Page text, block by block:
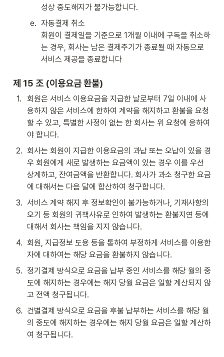
성상 중도해지가 불가능합니다.
e. 자동결제 취소
회원이 결제일을 기준으로 1개월 이내에 구독을 취소하
는 경우, 회사는 남은 결제주기가 종료될 때 자동으로
서비스 제공을 종료합니다
제 15 조 (이용요금 환불)
1.
회원은 서비스 이용요금을 지급한 날로부터 7일 이내에 사
용하지 않은 서비스에 한하여 계약을 해지하고 환불을 요청
할 수 있고, 특별한 사정이 없는 한 회사는 위 요청에 응하여
야 합니다.
2. 회사는 회원이 지급한 이용요금의 과납 또는 오납이 있을 경
우 회원에게 새로 발생하는 요금액이 있는 경우 이를 우선
상계하고, 잔여금액을 반환합니다. 회사가 과소 청구한 요금
에 대해서는 다음 달에 합산하여 청구합니다.
3. 서비스 계약 해지 후 정보확인이 불가능하거나, 기재사항의
오기 등 회원의 귀책사유로 인하여 발생하는 환불지연 등에
대해서 회사는 책임을 지지 않습니다.
4. 회원, 지급정보 도용 등을 통하여 부정하게 서비스를 이용한
자에 대하여는 해당 요금을 환불하지 않습니다.
5. 정기결제 방식으로 요금을 납부 중인 서비스를 해당 월의 중
도에 해지하는 경우에는 해지 당월 요금은 일할 계산되지 않
고 전액 청구됩니다.
6. 건별결제 방식으로 요금을 후불 납부하는 서비스를 해당 월
의 중도에 해지하는 경우에는 해지 당월 요금은 일할 계산하
여 청구됩니다.